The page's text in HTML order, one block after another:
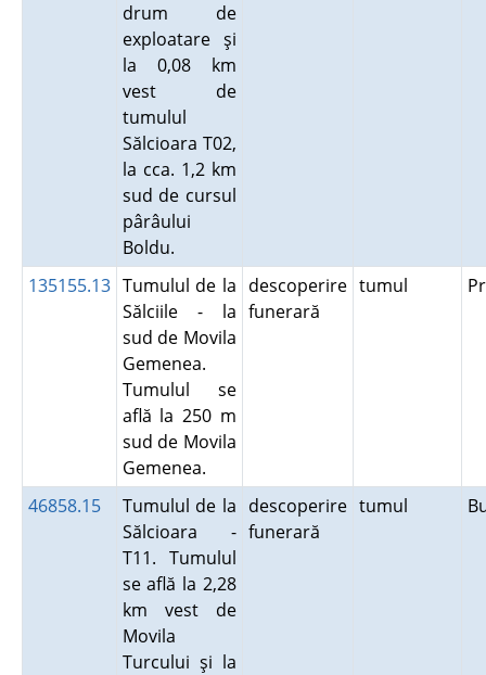
drum de
exploatare şi
la 0,08 km
vest de
tumulul
Sălcioara T02,
la cca. 1,2 km
sud de cursul
pârâului
Boldu.
135155.13 Tumulul de la
Sălciile - la
sud de Movila
Gemenea.
Tumulul se
află la 250 m
sud de Movila
Gemenea.
descoperire
funerară
tumul
46858.15
Tumulul de la
Sălcioara -
T11. Tumulul
se află la 2,28
km vest de
Movila
Turcului şi la
descoperire
funerară
tumul